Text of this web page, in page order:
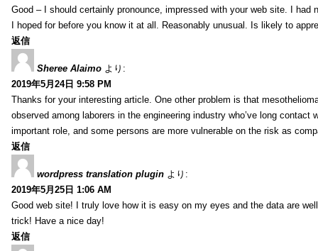
Good – I should certainly pronounce, impressed with your web site. I
I hoped for before you know it at all. Reasonably unusual. Is likely to
返信
Sheree Alaimo より:
2019年5月24日 9:58 PM
Thanks for your interesting article. One other problem is that
observed among laborers in the engineering industry who’ve long
important role, and some persons are more vulnerable on the risk as
返信
wordpress translation plugin より:
2019年5月25日 1:06 AM
Good web site! I truly love how it is easy on my eyes and the data are
trick! Have a nice day!
返信